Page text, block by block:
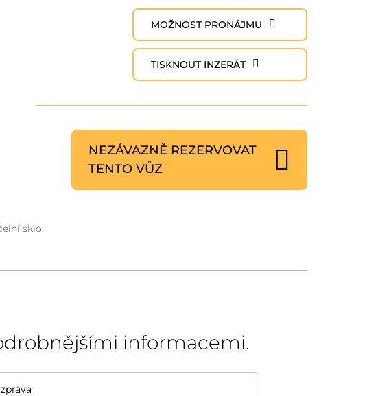
MOŽNOST PRONÁJMU
TISKNOUT INZERÁT
NEZÁVAZNĚ REZERVOVAT
TENTO VŮZ
sklo
informacemi.